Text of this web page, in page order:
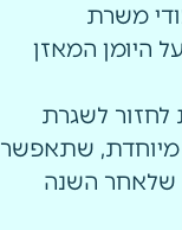
משרת
היומן המאזן
לחזור לשגרת
מיוחדת, שתאפשר
שלאחר השנה